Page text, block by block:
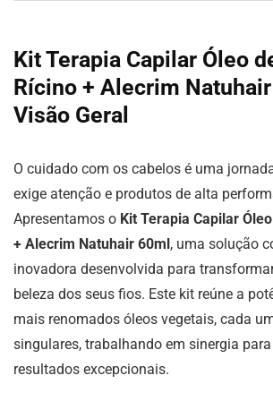
Kit Terapia Capilar Óleo
Rícino + Alecrim
Visão Geral
O cuidado com os cabelos é uma
exige atenção e produtos de alta
Apresentamos o Kit Terapia Capilar
+ Alecrim Natuhair 60ml, uma solução
inovadora desenvolvida para
beleza dos seus fios. Este kit reúne a
mais renomados óleos vegetais, cada
singulares, trabalhando em sinergia
resultados excepcionais.